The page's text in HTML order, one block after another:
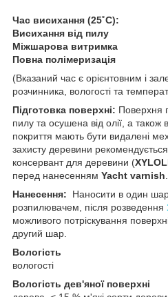
Час висихання (25˚C):
Висихання від
Міжшарова
Повна
(Вказаний час є орієнтовним і
розчинника, вологості та
Підготовка поверхні: Поверхня
пилу та осушена від олії, а також
покриття мають бути видалені
захисту деревини
консервант для деревини (
перед нанесенням Yacht varnish
Нанесення:
Наносити в один
розпилювачем, після розведення
можливого потріскування
другий шар.
Вологість < 70%
вологості
Вологість дев'яної